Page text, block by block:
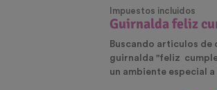
Impuestos incluidos
Guirnalda feliz
Buscando articulos
guirnalda "feliz
un ambiente especial